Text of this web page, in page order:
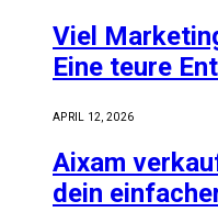
Viel
Eine teure
APRIL 12, 2026
Aixam
dein